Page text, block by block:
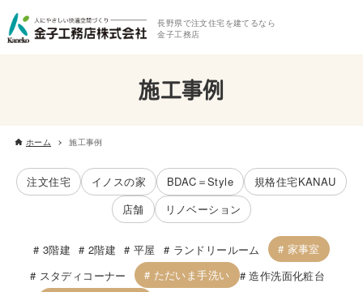
長野県で注文住宅を建てるなら
金子工務店
施工事例
ホーム 施工事例
注文住宅 イノスの家 BDAC＝Style
規格住宅KANAU
店舗
リノベーション
3階建 2階建 平屋 ランドリールーム
家事室
スタディコーナー
ただいま手洗い
造作洗面化粧台